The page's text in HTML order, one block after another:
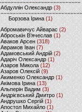
Абдуллін Олександр (3)
Борзова Ірина(1)
Абромавичус Айварас (2)
Аброськін В’ячеслав(1)
Аваков Арсен (318)
Аврамов Іван (7)
Адамовський Андрій(2)
Адаріч Олександр (1)
Азаров Микола (12)
Азаров Олексій (9)
Акименко Олександр(1)
Акімова Ірина(13)
Альперін Вадим (3)
Андрієвський Дмитро(1)
Андрушко Сергій(1)
Апостол Михайло(1)